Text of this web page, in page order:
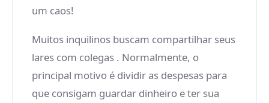
um caos!
Muitos inquilinos buscam compartilhar seus
lares com colegas . Normalmente, o
principal motivo é dividir as despesas para
que consigam guardar dinheiro e ter sua